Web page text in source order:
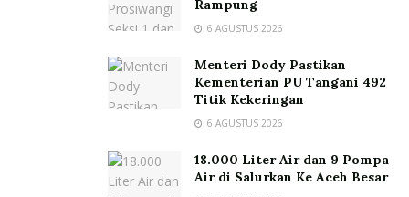
Rampung
6 AGUSTUS 2026
Menteri Dody Pastikan
Kementerian PU Tangani 492
Titik Kekeringan
6 AGUSTUS 2026
18.000 Liter Air dan 9 Pompa
Air di Salurkan Ke Aceh Besar